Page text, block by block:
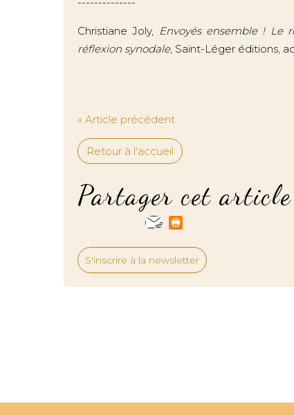
Christiane Joly, Envoyés ensemble ! Le
réflexion synodale, Saint-Léger éditions,
« Article précédent
Retour à l'accueil
Partager cet article
S'inscrire à la newsletter